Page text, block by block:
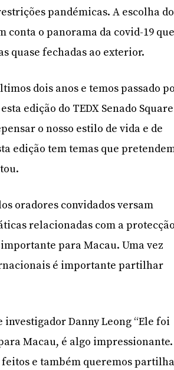
pandémicas. A escolha do
conta o panorama da covid-19
quase fechadas ao exterior.
dois anos e temos passado
edição do TEDX Senado Square
o nosso estilo de vida e de
edição tem temas que
oradores convidados versam
relacionadas com a
para Macau. Uma vez
é importante partilhar
Danny Leong “Ele foi
Macau, é algo impressionante.
feitos e também queremos